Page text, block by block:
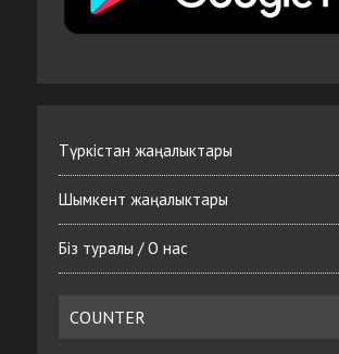
Түркістан жаңалыктары
Шымкент жаңалыктары
Біз туралы / О нас
COUNTER